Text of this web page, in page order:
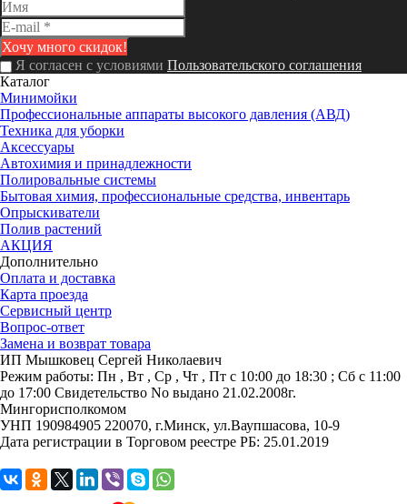
Я согласен с условиями Пользовательского соглашения
Каталог
Минимойки
Профессиональные аппараты высокого давления (АВД)
Техника для уборки
Аксессуары
Автохимия и принадлежности
Полировальные системы
Бытовая химия, профессиональные средства, инвентарь
Опрыскиватели
Полив растений
АКЦИЯ
Дополнительно
Оплата и доставка
Карта проезда
Сервисный центр
Вопрос-ответ
Замена и возврат товара
ИП Мышковец Сергей Николаевич
Режим работы: Пн , Вт , Ср , Чт , Пт c 10:00 до 18:30 ; Сб c 11:00
до 17:00 Свидетельство No выдано 21.02.2008г.
Мингорисполкомом
УНП 190984905 220070, г.Минск, ул.Ваупшасова, 10-9
Дата регистрации в Торговом реестре РБ: 25.01.2019